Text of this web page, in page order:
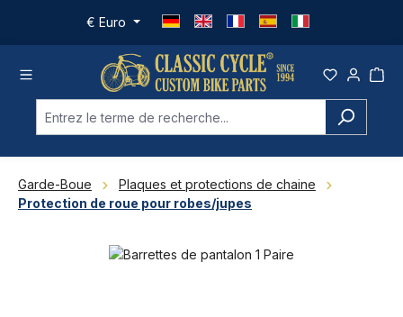
Passer au contenu principal
€ Euro
Garde-Boue
Plaques et protections de chaine
Protection de roue pour robes/jupes
Ignorer la galerie d'images